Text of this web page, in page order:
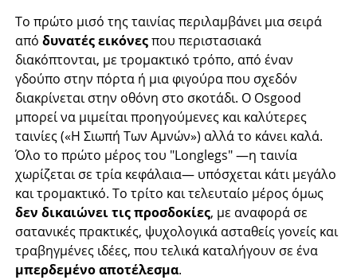
Το πρώτο μισό της ταινίας περιλαμβάνει μια σειρά
απόδυνατές εικόνεςπου περιστασιακά
διακόπτονται, με τρομακτικό τρόπο, από έναν
γδούπο στην πόρτα ή μια φιγούρα που σχεδόν
διακρίνεται στην οθόνη στο σκοτάδι. Ο Osgood
μπορεί να μιμείται προηγούμενες και καλύτερες
ταινίες («Η Σιωπή Των Αμνών») αλλά το κάνει καλά.
Όλο το πρώτο μέρος του "Longlegs" —η ταινία
χωρίζεται σε τρία κεφάλαια— υπόσχεται κάτι μεγάλο
και τρομακτικό. Το τρίτο και τελευταίο μέρος όμως
δεν δικαιώνει τις προσδοκίες, με αναφορά σε
σατανικές πρακτικές, ψυχολογικά ασταθείς γονείς και
τραβηγμένες ιδέες, που τελικά καταλήγουν σε ένα
μπερδεμένο αποτέλεσμα.